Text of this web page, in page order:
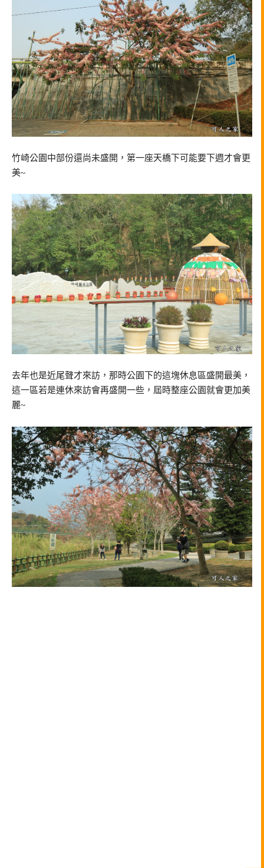
竹崎公園中部份還尚未盛開，第一座天橋下可能要下週才會更
美~
去年也是近尾聲才來訪，那時公園下的這塊休息區盛開最美，
這一區若是連休來訪會再盛開一些，屆時整座公園就會更加美
麗~